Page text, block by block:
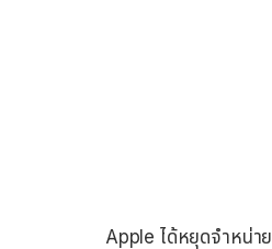
Apple ได้หยุดจำหน่าย